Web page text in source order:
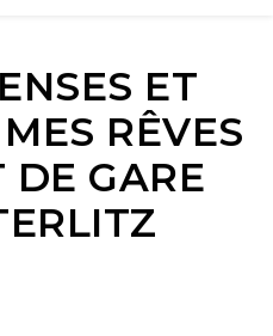
ET
RÊVES
DE GARE